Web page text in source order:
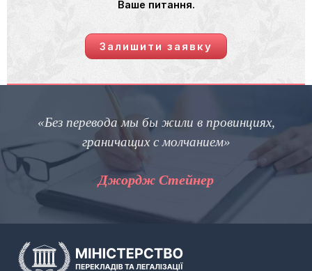
Ваше питання.
Залишити заявку
перевода мы бы жили в провинциях,
граничащих с молчанием»
Джордж Стейнер